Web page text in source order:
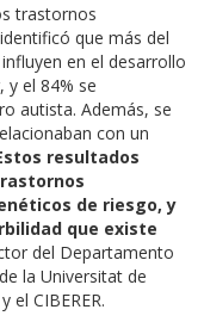
trastornos
que más del
en el desarrollo
y el 84% se
autista. Además, se
con un
resultados
de riesgo, y
que existe
del Departamento
la Universitat de
el CIBERER.